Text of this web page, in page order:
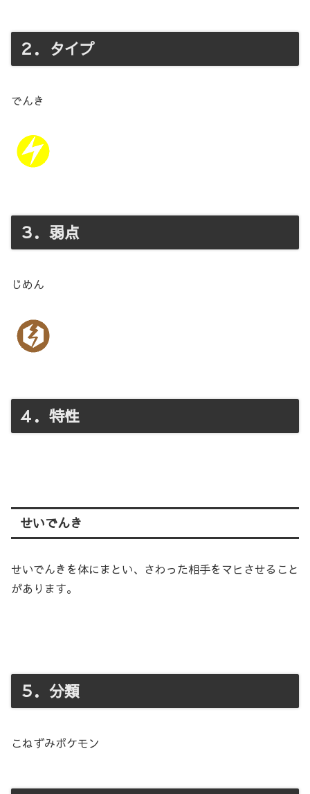
２．タイプ
でんき
３．弱点
じめん
４．特性
せいでんき
せいでんきを体にまとい、さわった相手をマヒさせること
があります。
５．分類
こねずみポケモン